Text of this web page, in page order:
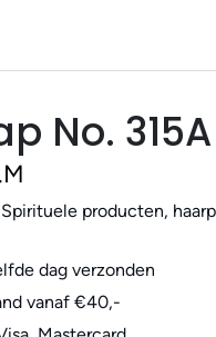
No.
producten,
dag verzonden
vanaf €40,-